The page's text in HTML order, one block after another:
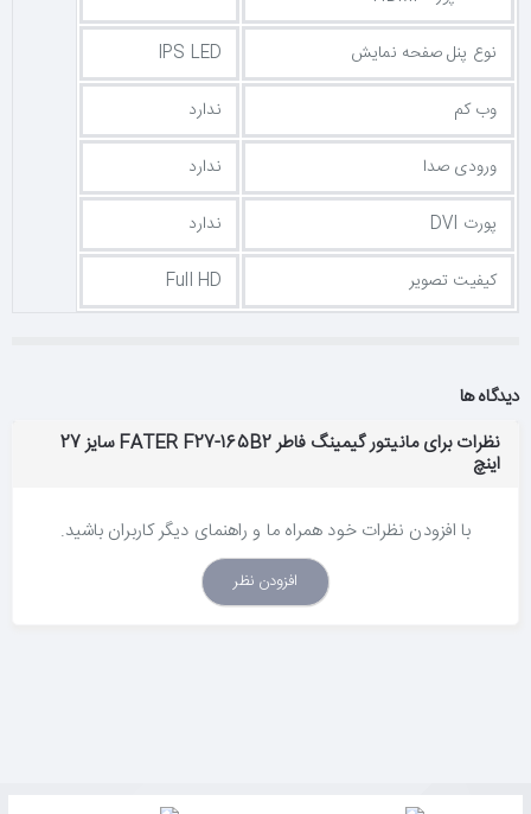
نوع پنل صفحه نمایش
IPS LED
وب کم
ندارد
ورودی صدا
ندارد
پورت DVI
ندارد
کیفیت تصویر
Full HD
دیدگاه ها
نظرات برای مانیتور گیمینگ فاطر FATER F27-165B2 سایز 27
اینچ
با افزودن نظرات خود همراه ما و راهنمای دیگر کاربران باشید.
افزودن نظر